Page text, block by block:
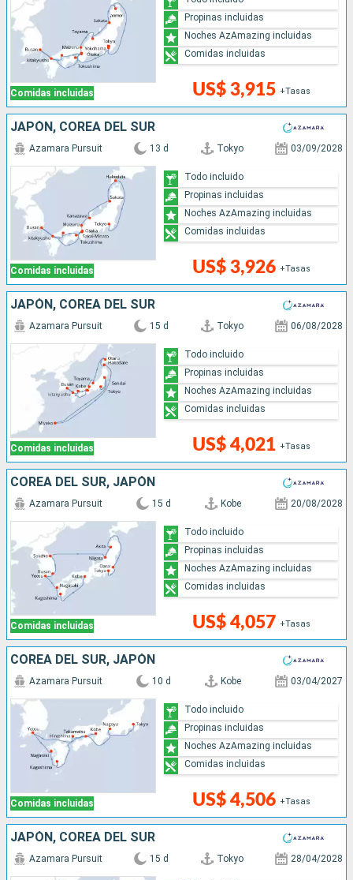
Comidas incluidas US$ 3,915 +Tasas
Propinas incluidas
Noches AzAmazing incluidas
Comidas incluidas
JAPÓN, COREA DEL SUR
Comidas incluidas
Azamara Pursuit 13 d Tokyo 03/09/2028
US$ 3,926 +Tasas
Todo incluido
Propinas incluidas
Noches AzAmazing incluidas
Comidas incluidas
JAPÓN, COREA DEL SUR
Comidas incluidas
Azamara Pursuit 15 d Tokyo 06/08/2028
US$ 4,021 +Tasas
Todo incluido
Propinas incluidas
Noches AzAmazing incluidas
Comidas incluidas
COREA DEL SUR, JAPÓN
Comidas incluidas
Azamara Pursuit 15 d Kobe 20/08/2028
US$ 4,057 +Tasas
Todo incluido
Propinas incluidas
Noches AzAmazing incluidas
Comidas incluidas
COREA DEL SUR, JAPÓN
Comidas incluidas
Azamara Pursuit 10 d Kobe 03/04/2027
US$ 4,506 +Tasas
Todo incluido
Propinas incluidas
Noches AzAmazing incluidas
Comidas incluidas
JAPÓN, COREA DEL SUR
Azamara Pursuit 15 d Tokyo 28/04/2028